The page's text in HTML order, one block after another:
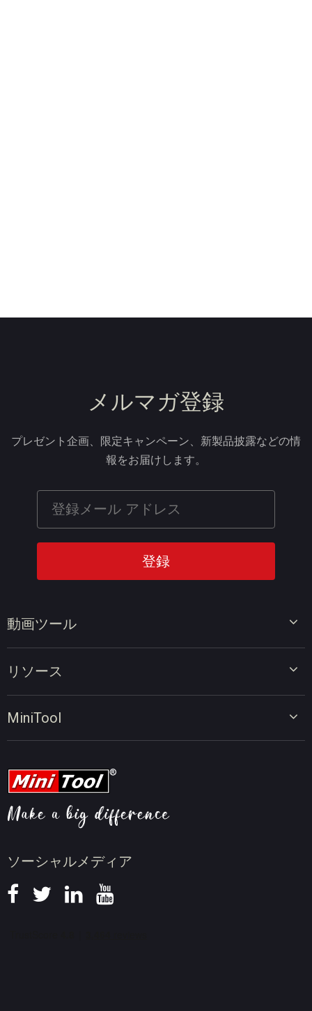
ソーシャルメディア
動画ツール
ビデオコンバーター
リソース
動画圧縮のヒント
ニュース
MiniTool
メルマガ登録
プレゼント企画、限定キャンペーン、新製品披露などの情
報をお届けします。